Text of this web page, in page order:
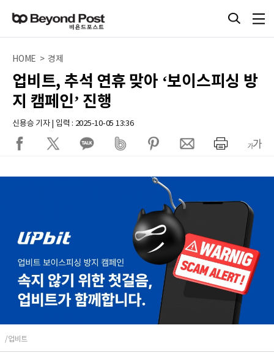
HOME > 경제
업비트, 추석 연휴 맞아 ‘보이스피싱 방
지 캠페인’ 진행
신용승 기자 | 입력 : 2025-10-05 13:36
/업비트